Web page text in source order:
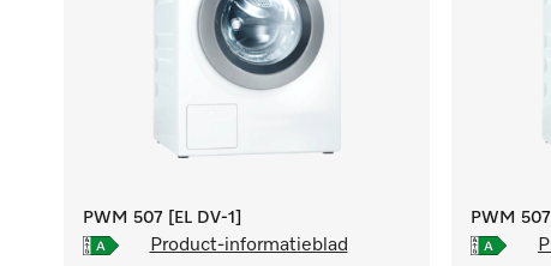
PWM 507 [EL DV-1]
Product-informatieblad
PWM 507